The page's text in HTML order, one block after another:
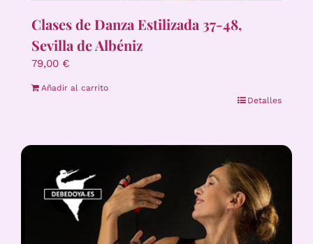
Clases de Danza Estilizada 37-48,
Sevilla de Albéniz
79,00 €
Añadir al carrito
Detalles